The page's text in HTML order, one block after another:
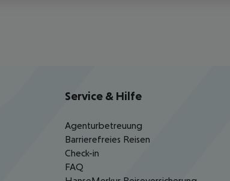
Service & Hilfe
Agenturbetreuung
Barrierefreies Reisen
Check-in
FAQ